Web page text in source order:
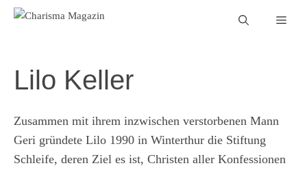
Zum
Lilo Keller
Zusammen mit ihrem inzwischen verstorbenen Mann
Geri gründete Lilo 1990 in Winterthur die Stiftung
Schleife, deren Ziel es ist, Christen aller Konfessionen